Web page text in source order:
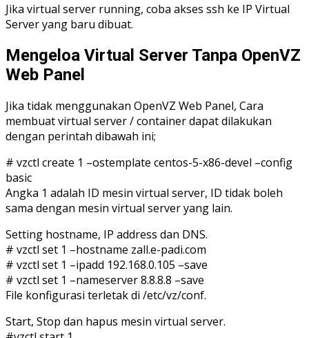
Jika virtual server running, coba akses ssh ke IP Virtual
Server yang baru dibuat.
Mengeloa Virtual Server Tanpa OpenVZ
Web Panel
Jika tidak menggunakan OpenVZ Web Panel, Cara
membuat virtual server / container dapat dilakukan
dengan perintah dibawah ini;
# vzctl create 1 –ostemplate centos-5-x86-devel –config
basic
Angka 1 adalah ID mesin virtual server, ID tidak boleh
sama dengan mesin virtual server yang lain.
Setting hostname, IP address dan DNS.
# vzctl set 1 –hostname zall.e-padi.com
# vzctl set 1 –ipadd 192.168.0.105 –save
# vzctl set 1 –nameserver 8.8.8.8 –save
File konfigurasi terletak di /etc/vz/conf.
Start, Stop dan hapus mesin virtual server.